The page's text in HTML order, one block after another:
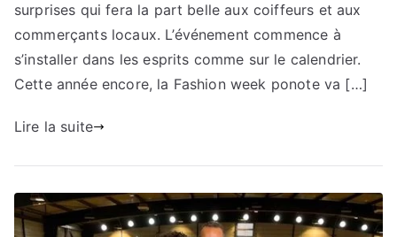
surprises qui fera la part belle aux coiffeurs et aux
commerçants locaux. L’événement commence à
s’installer dans les esprits comme sur le calendrier.
Cette année encore, la Fashion week ponote va […]
Lire la suite